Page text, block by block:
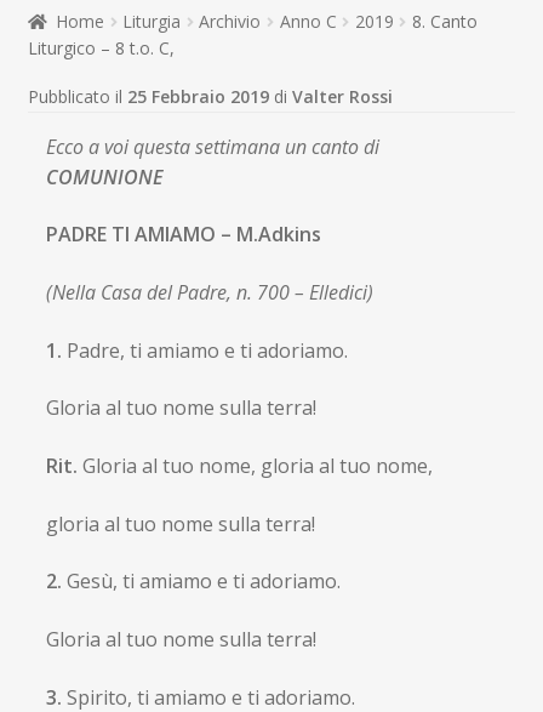
Contatti
Don Bosco
Home Liturgia Archivio Anno C 2019
8. Canto
Liturgico – 8 t.o. C,
Pubblicato il 25 Febbraio 2019 di Valter Rossi
Ecco a voi questa settimana un canto di
COMUNIONE
PADRE TI AMIAMO – M.Adkins
(Nella Casa del Padre, n. 700 – Elledici)
1. Padre, ti amiamo e ti adoriamo.
Gloria al tuo nome sulla terra!
Rit. Gloria al tuo nome, gloria al tuo nome,
gloria al tuo nome sulla terra!
2. Gesù, ti amiamo e ti adoriamo.
Gloria al tuo nome sulla terra!
3. Spirito, ti amiamo e ti adoriamo.